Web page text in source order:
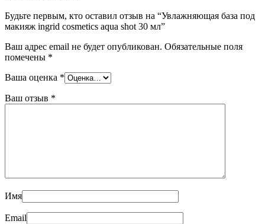
Будьте первым, кто оставил отзыв на “Увлажняющая база под
макияж ingrid cosmetics aqua shot 30 мл”
Ваш адрес email не будет опубликован. Обязательные поля
помечены *
Ваша оценка *
Ваш отзыв *
Имя
Email